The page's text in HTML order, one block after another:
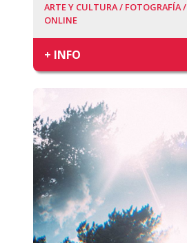
ARTE Y CULTURA / FOTOGRAFÍA /
ONLINE
+ INFO